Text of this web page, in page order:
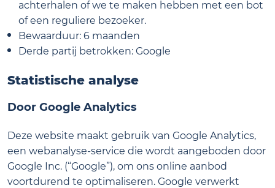
achterhalen of we te maken hebben met een bot
of een reguliere bezoeker.
Bewaarduur: 6 maanden
Derde partij betrokken: Google
Statistische analyse
Door Google Analytics
Deze website maakt gebruik van Google Analytics,
een webanalyse-service die wordt aangeboden door
Google Inc. (“Google”), om ons online aanbod
voortdurend te optimaliseren. Google verwerkt